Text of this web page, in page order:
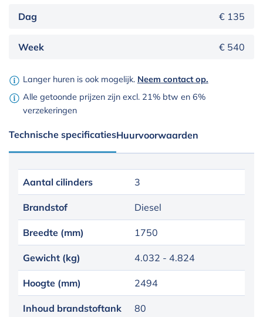
Dag € 135
Week € 540
Langer huren is ook mogelijk. Neem contact op.
Alle getoonde prijzen zijn excl. 21% btw en 6%
verzekeringen
Technische specificatiesHuurvoorwaarden
Aantal cilinders 3
Brandstof Diesel
Breedte (mm) 1750
Gewicht (kg) 4.032 - 4.824
Hoogte (mm) 2494
Inhoud brandstoftank 80